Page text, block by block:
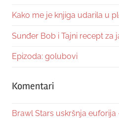
Kako me je knjiga udarila u
Sunđer Bob i Tajni recept za
Epizoda: golubovi
Komentari
Brawl Stars uskršnja